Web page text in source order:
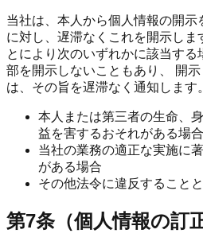
当社は、本人から個人情報の開示
に対し、遅滞なくこれを開示しま
とにより次のいずれかに該当す
部を開示しないこともあり、 開
は、その旨を遅滞なく通知します。
本人または第三者の生命、
益を害するおそれがある場合
当社の業務の適正な実施に
がある場合
その他法令に違反すること
第7条（個人情報の訂